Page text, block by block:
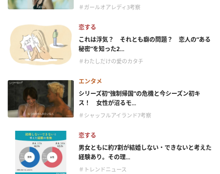
＃ガールオアレディ3考察
恋する
これは浮気？ それとも癖の問題？ 恋人の“ある
秘密”を知った2...
＃わたしだけの愛のカタチ
エンタメ
シリーズ初“強制帰国”の危機と今シーズン初キ
ス！ 女性が沼るモ...
＃シャッフルアイランド7考察
恋する
男女ともに約7割が結婚しない・できないと考えた
経験あり。その理...
＃トレンドニュース